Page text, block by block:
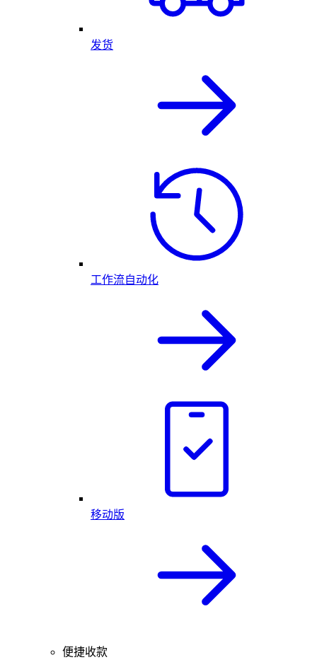
发货
工作流自动化
移动版
便捷收款